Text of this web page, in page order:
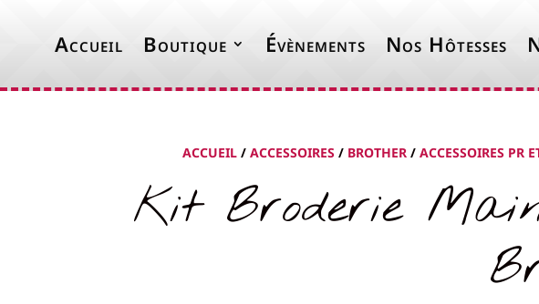
Accueil Boutique Évènements Nos Hôtesses
ACCUEIL/ ACCESSOIRES/ BROTHER/ ACCESSOIRES PR
Kit Broderie